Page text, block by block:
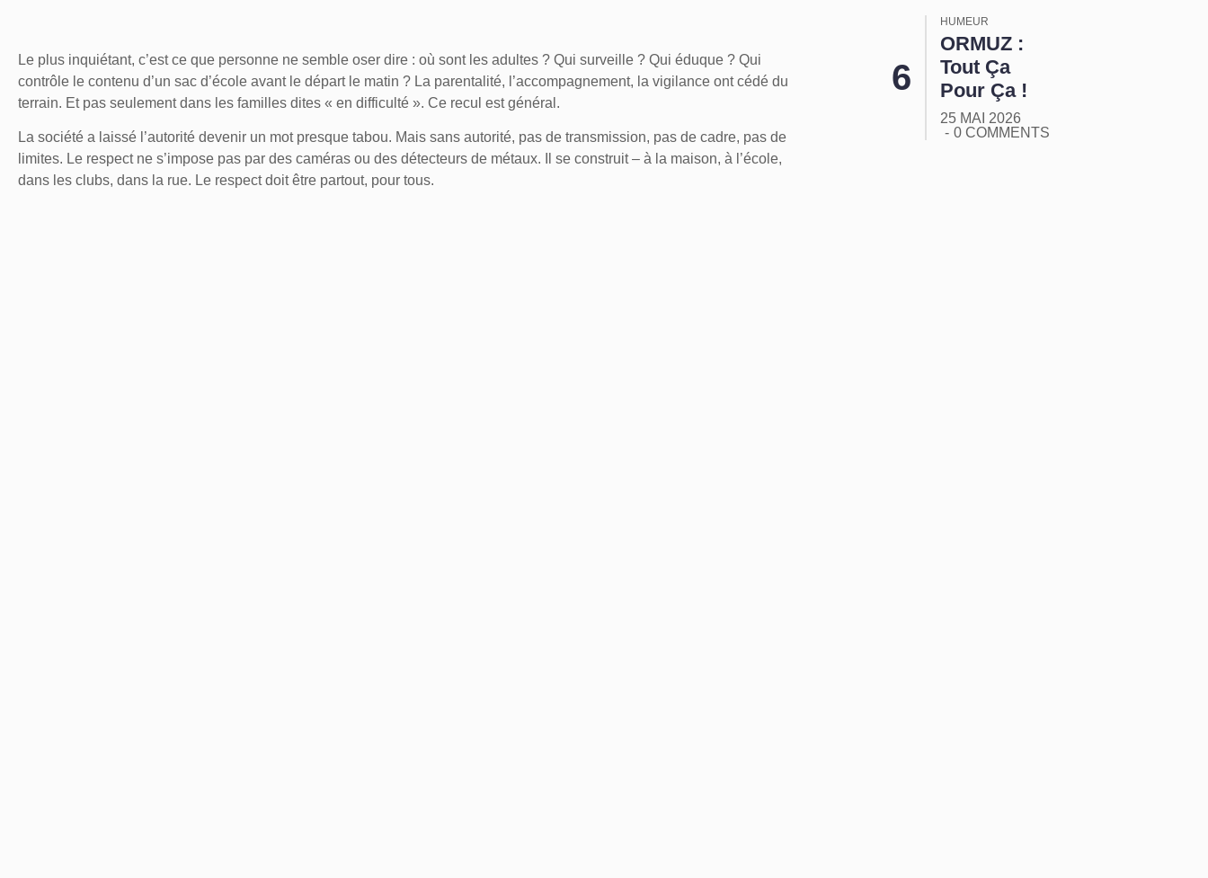
Le plus inquiétant, c’est ce que personne ne semble oser dire : où sont les adultes ? Qui surveille ? Qui éduque ? Qui
contrôle le contenu d’un sac d’école avant le départ le matin ? La parentalité, l’accompagnement, la vigilance ont cédé du
terrain. Et pas seulement dans les familles dites « en difficulté ». Ce recul est général.
La société a laissé l’autorité devenir un mot presque tabou. Mais sans autorité, pas de transmission, pas de cadre, pas de
limites. Le respect ne s’impose pas par des caméras ou des détecteurs de métaux. Il se construit – à la maison, à l’école,
dans les clubs, dans la rue. Le respect doit être partout, pour tous.
HUMEUR
ORMUZ :
Tout Ça
Pour Ça !
25 MAI 2026
0 COMMENTS